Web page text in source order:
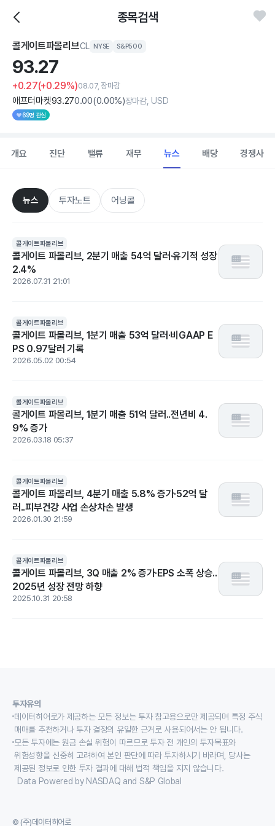
종목검색
콜게이트파몰리브CL NYSE S&P500
93.27
+0.27(+0.29%)08.07, 장마감
애프터마켓93.270.00(0.00%)장마감, USD
69명 관심
개요 진단 밸류 재무 뉴스 배당 경쟁사
뉴스 투자노트 어닝콜
콜게이트파몰리브
콜게이트 파몰리브, 2분기 매출 54억 달러·유기적 성장
2.4%
2026.07.31 21:01
콜게이트파몰리브
콜게이트 파몰리브, 1분기 매출 53억 달러·비GAAP E
PS 0.97달러 기록
2026.05.02 00:54
콜게이트파몰리브
콜게이트 파몰리브, 1분기 매출 51억 달러..전년비 4.
9% 증가
2026.03.18 05:37
콜게이트파몰리브
콜게이트 파몰리브, 4분기 매출 5.8% 증가·52억 달
러..피부건강 사업 손상차손 발생
2026.01.30 21:59
콜게이트파몰리브
콜게이트 파몰리브, 3Q 매출 2% 증가·EPS 소폭 상승..
2025년 성장 전망 하향
2025.10.31 20:58
투자유의
데이터히어로가 제공하는 모든 정보는 투자 참고용으로만 제공되며 특정 주식
매매를 추천하거나 투자 결정의 유일한 근거로 사용되어서는 안 됩니다.
모든 투자에는 원금 손실 위험이 따르므로 투자 전 개인의 투자목표와
위험성향을 신중히 고려하여 본인 판단에 따라 투자하시기 바라며, 당사는
제공된 정보로 인한 투자 결과에 대해 법적 책임을 지지 않습니다.
Data Powered by NASDAQ and S&P Global
© (주)데이터히어로